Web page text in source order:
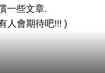
一些文章.
人會期待吧!!! )